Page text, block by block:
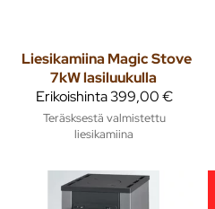
Liesikamiina Magic Stove
7kW lasiluukulla
Erikoishinta399,00 €
Teräsksestä valmistettu
liesikamiina